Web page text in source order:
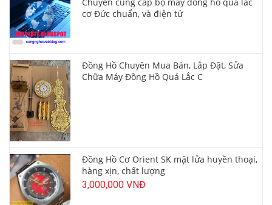
cơ Đức chuẩn, và điện tử
Đồng Hồ Chuyên Mua Bán, Lắp Đặt, Sửa
Chữa Máy Đồng Hồ Quả Lắc C
Đồng Hồ Cơ Orient SK mặt lửa huyền thoại,
hàng xịn, chất lượng
3,000,000 VNĐ